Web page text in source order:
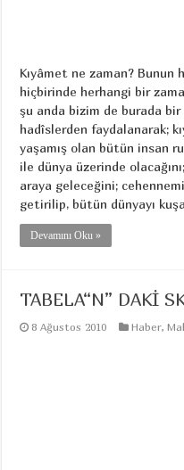
Kıyâmet ne zaman? Bunun
hiçbirinde herhangi bir
şu anda bizim de burada
hadîslerden faydalanarak;
yaşamış olan bütün insan
ile dünya üzerinde
araya geleceğini;
getirilip, bütün dünyayı
Devamını Oku »
TABELA“N” DAKİ
8 Ağustos 2010 Haber,